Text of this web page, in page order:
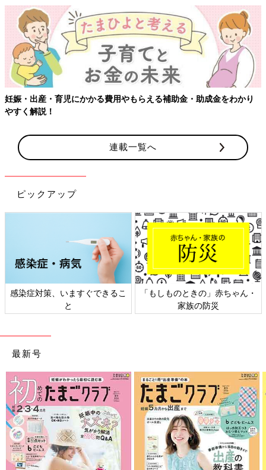
妊娠・出産・育児にかかる費用やもらえる補助金・助成金をわかり
やすく解説！
連載一覧へ
ピックアップ
感染症対策、いますぐできるこ
と
「もしものときの」赤ちゃん・
家族の防災
最新号